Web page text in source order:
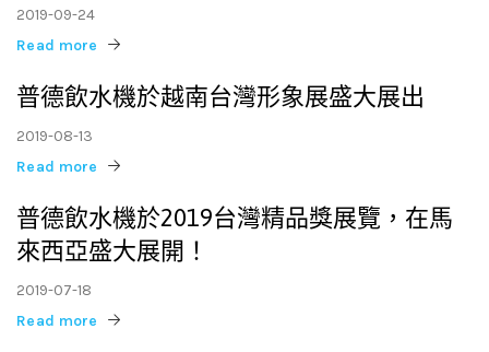
2019-09-24
Read more
普德飲水機於越南台灣形象展盛大展出
2019-08-13
Read more
普德飲水機於2019台灣精品獎展覽，在馬
來西亞盛大展開！
2019-07-18
Read more